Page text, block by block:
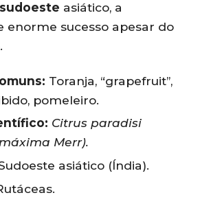
sudoeste asiático, a
enorme sucesso apesar do
Toranja, “grapefruit”,
pomeleiro.
Citrus paradisi
Merr).
asiático (Índia).